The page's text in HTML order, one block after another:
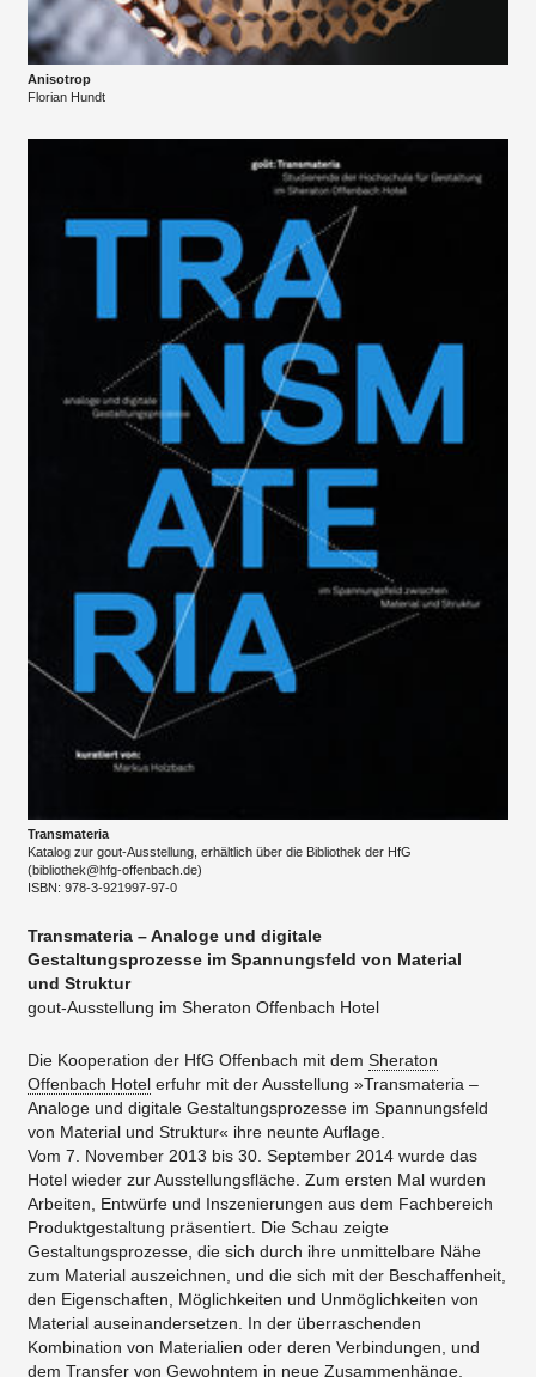
Anisotrop
Florian Hundt
Transmateria
Katalog zur gout-Ausstellung, erhältlich über die Bibliothek der HfG
(bibliothek@hfg-offenbach.de)
​ISBN: 978-3-921997-97-0
Transmateria – Analoge und digitale
Gestaltungsprozesse im Spannungsfeld von Material
und Struktur
gout-Ausstellung im Sheraton Offenbach Hotel
Die Kooperation der HfG Offenbach mit dem Sheraton
Offenbach Hotel erfuhr mit der Ausstellung »Transmateria –
Analoge und digitale Gestaltungsprozesse im Spannungsfeld
von Material und Struktur« ihre neunte Auflage.
Vom 7. November 2013 bis 30. September 2014 wurde das
Hotel wieder zur Ausstellungsfläche. Zum ersten Mal wurden
Arbeiten, Entwürfe und Inszenierungen aus dem Fachbereich
Produktgestaltung präsentiert. Die Schau zeigte
Gestaltungsprozesse, die sich durch ihre unmittelbare Nähe
zum Material auszeichnen, und die sich mit der Beschaffenheit,
den Eigenschaften, Möglichkeiten und Unmöglichkeiten von
Material auseinandersetzen. In der überraschenden
Kombination von Materialien oder deren Verbindungen, und
dem Transfer von Gewohntem in neue Zusammenhänge,